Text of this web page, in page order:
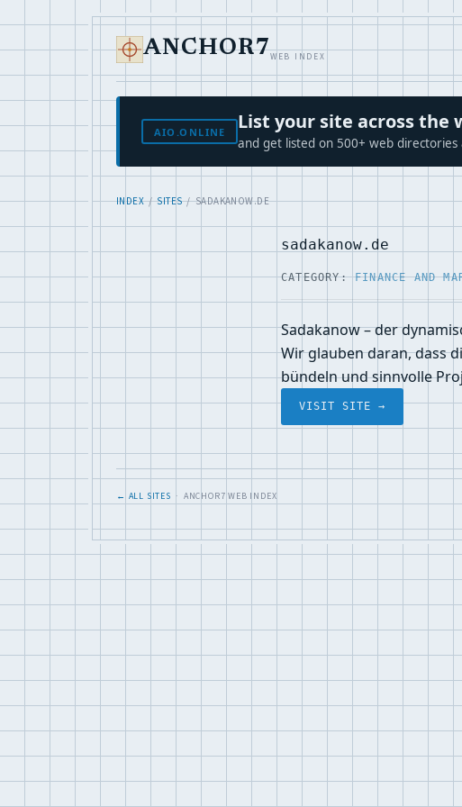
ANCHOR7WEB INDEX
AIO.ONLINE List your site across
and get listed on 500+ web
INDEX/SITES/ SADAKANOW.DE
sadakanow.de
CATEGORY:FINANCE AND
Sadakanow – der
Wir glauben daran, dass
bündeln und sinnvolle
VISIT SITE →
← ALL SITES · ANCHOR7 WEB INDEX